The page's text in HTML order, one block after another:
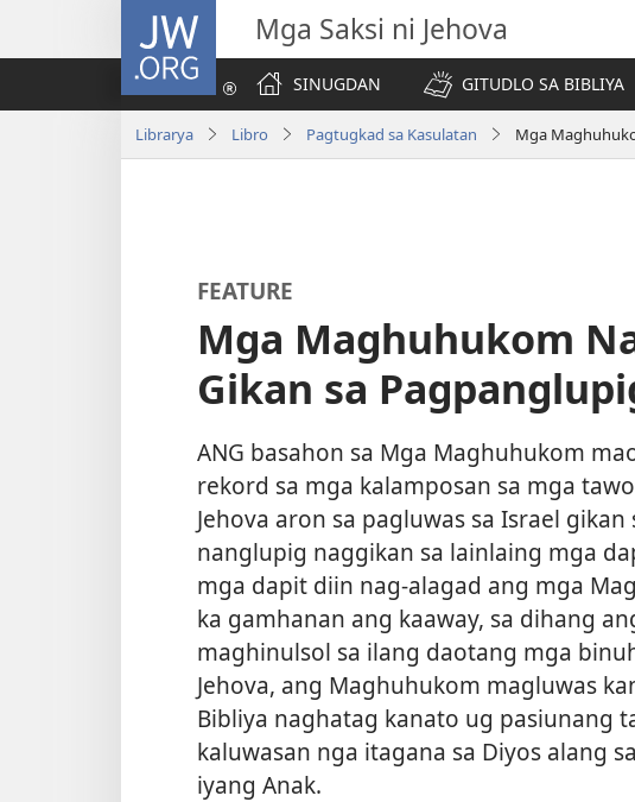
JW.ORG Mga Saksi ni Jehova
SINUGDAN
GITUDLO SA BIBLIYA
Librarya Libro Pagtugkad sa Kasulatan Mga
FEATURE
Mga Maghuhukom
Gikan sa
ANG basahon sa Mga Maghuhukom
rekord sa mga kalamposan sa mga
Jehova aron sa pagluwas sa Israel
nanglupig naggikan sa lainlaing mga
mga dapit diin nag-alagad ang mga
ka gamhanan ang kaaway, sa dihang
maghinulsol sa ilang daotang mga
Jehova, ang Maghuhukom magluwas
Bibliya naghatag kanato ug pasiunang
kaluwasan nga itagana sa Diyos alang
iyang Anak.